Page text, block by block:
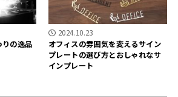
の逸品
2024.10.23
オフィスの雰囲気を変えるサイン
プレートの選び方とおしゃれなサ
インプレート